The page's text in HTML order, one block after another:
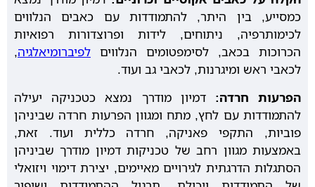
כמסייע, בין היתר, להתמודדות עם כאבים הנלווים
לכימותרפיה, ניתוחים, לידות ופרוצדורות רפואיות
הכרוכות בכאב, לסימפטומים הנלווים לפיברומיאלגיה,
לכאבי ראש ומיגרנות, לכאבי גב ועוד.
הפרעות חרדה: דמיון מודרך נמצא כטכניקה יעילה
להתמודדות עם לחץ, מתח ומגוון הפרעות חרדה שביניהן
פוביות, התקפי פאניקה, חרדה כללית ועוד. זאת,
באמצעות מגוון רחב של טכניקות דמיון מודרך שביניהן
הסתגלות הדרגתית לגירויים מאיימים, יצירת דימוי ויזואלי